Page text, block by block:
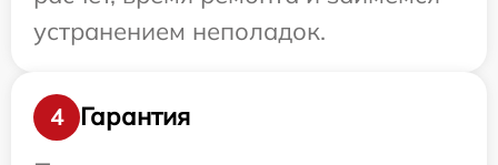
устранением неполадок.
4
Гарантия